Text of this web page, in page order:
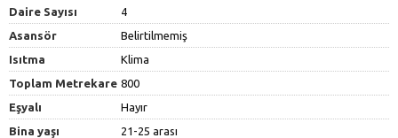
Daire Sayısı
4
Asansör
Belirtilmemiş
Isıtma
Klima
Toplam Metrekare 800
Eşyalı
Hayır
Bina yaşı
21-25 arası